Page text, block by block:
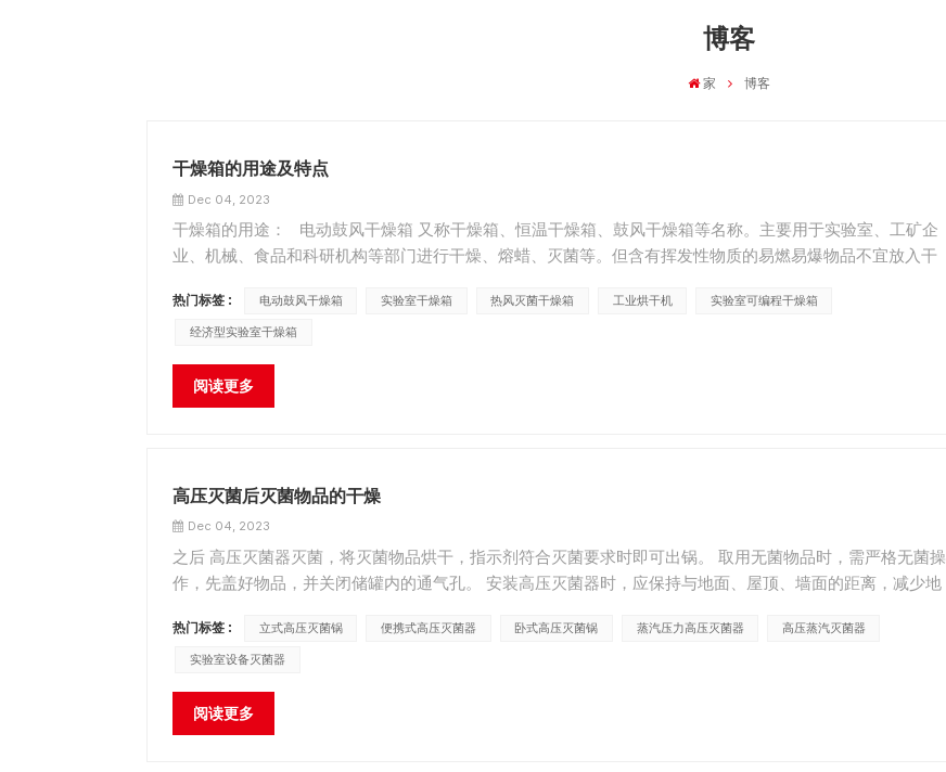
博客
家 博客
干燥箱的用途及特点
Dec 04, 2023
干燥箱的用途： 电动鼓风干燥箱 又称干燥箱、恒温干燥箱、鼓风干燥箱等名称。主要用于实验室、工矿企
业、机械、食品和科研机构等部门进行干燥、熔蜡、灭菌等。但含有挥发性物质的易燃易爆物品不宜放入干
热门标签 : 电动鼓风干燥箱 实验室干燥箱 热风灭菌干燥箱 工业烘干机 实验室可编程干燥箱
经济型实验室干燥箱
阅读更多
高压灭菌后灭菌物品的干燥
Dec 04, 2023
之后 高压灭菌器灭菌，将灭菌物品烘干，指示剂符合灭菌要求时即可出锅。 取用无菌物品时，需严格无菌操
作，先盖好物品，并关闭储罐内的通气孔。 安装高压灭菌器时，应保持与地面、屋顶、墙面的距离，减少地
热门标签 : 立式高压灭菌锅 便携式高压灭菌器 卧式高压灭菌锅 蒸汽压力高压灭菌器 高压蒸汽灭菌器
实验室设备灭菌器
阅读更多